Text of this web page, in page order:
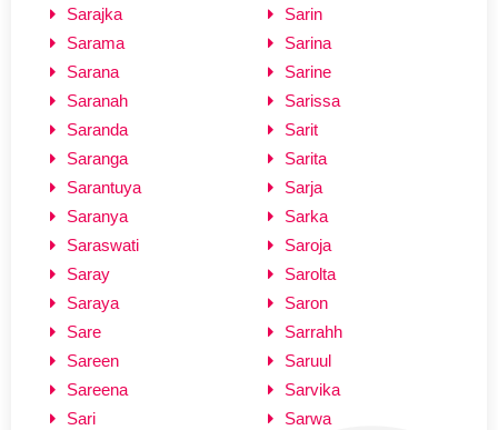
Sarajka
Sarama
Sarana
Saranah
Saranda
Saranga
Sarantuya
Saranya
Saraswati
Saray
Saraya
Sare
Sareen
Sareena
Sari
Sarin
Sarina
Sarine
Sarissa
Sarit
Sarita
Sarja
Sarka
Saroja
Sarolta
Saron
Sarrahh
Saruul
Sarvika
Sarwa